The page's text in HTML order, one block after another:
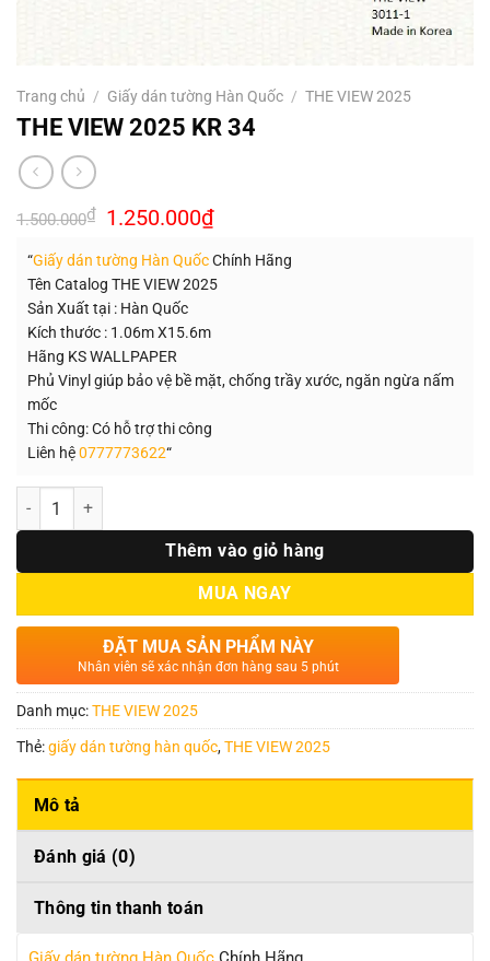
Trang chủ / Giấy dán tường Hàn Quốc / THE VIEW 2025
THE VIEW 2025 KR 34
1.500.000₫ Giá
gốc
1.500.000₫.
1.250.000₫Giá
hiện
là:
1.250.000₫.
“Giấy dán tường Hàn QuốcChính Hãng
Tên Catalog THE VIEW 2025
Sản Xuất tại : Hàn Quốc
Kích thước : 1.06m X15.6m
Hãng KS WALLPAPER
Phủ Vinyl giúp bảo vệ bề mặt, chống trầy xước, ngăn ngừa nấm
mốc
Thi công: Có hỗ trợ thi công
Liên hệ0777773622“
Số lượng
Thêm vào giỏ hàng
MUA NGAY
ĐẶT MUA SẢN PHẨM NÀY
Nhân viên sẽ xác nhận đơn hàng sau 5 phút
Danh mục:THE VIEW 2025
Thẻ:giấy dán tường hàn quốc,THE VIEW 2025
Mô tả
Đánh giá (0)
Thông tin thanh toán